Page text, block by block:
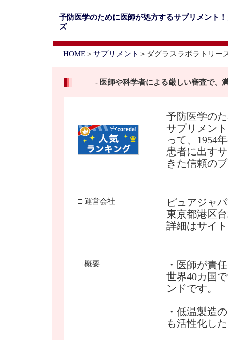
予防医学のために医師が処方するサプリメント
ズ
HOME＞ サプリメント ＞ダグラスラボラトリー
- 医師や科学者による厳しい審査で、
予防医学の
サプリメン
って、1954
患者に出す
きた信頼の
□ 運営会社
ピュアジャ
東京都港区
詳細はサイ
□ 概要
・医師が責
世界40カ国
ンドです。
・低温製造
も活性化し